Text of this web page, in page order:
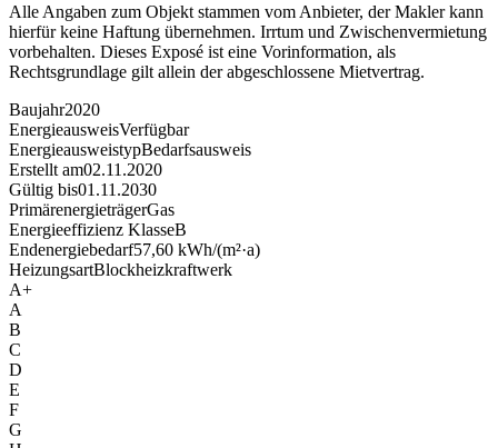
Alle Angaben zum Objekt stammen vom Anbieter, der Makler kann
hierfür keine Haftung übernehmen. Irrtum und Zwischenvermietung
vorbehalten. Dieses Exposé ist eine Vorinformation, als
Rechtsgrundlage gilt allein der abgeschlossene Mietvertrag.
Baujahr2020
EnergieausweisVerfügbar
Energie­ausweistypBedarfsausweis
Erstellt am02.11.2020
Gültig bis01.11.2030
PrimärenergieträgerGas
Energieeffizienz KlasseB
Endenergiebedarf57,60 kWh/(m²·a)
HeizungsartBlockheizkraftwerk
A+
A
B
C
D
E
F
G